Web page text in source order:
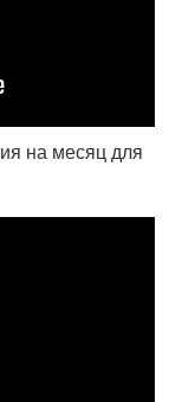
на месяц для